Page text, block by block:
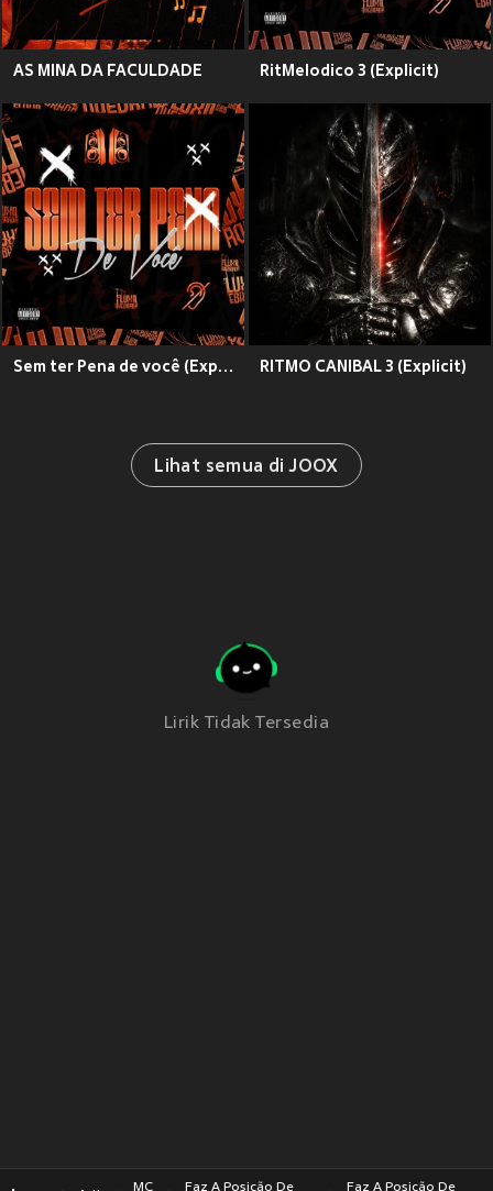
AS MINA DA FACULDADE RitMelodico 3 (Explicit)
Sem ter Pena de você (Explicit) RITMO CANIBAL 3 (Explicit)
Lihat semua di JOOX
Lirik Tidak Tersedia
MC Faz A Posição De Faz A Posição De